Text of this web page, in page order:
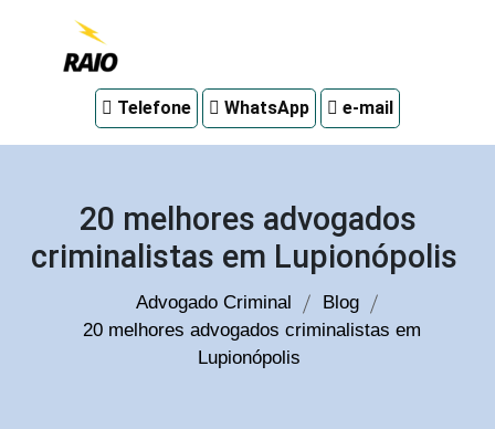
em
Telefone WhatsApp e-mail
20 melhores advogados
criminalistas em Lupionópolis
Advogado Criminal
Blog
20 melhores advogados criminalistas em
Lupionópolis